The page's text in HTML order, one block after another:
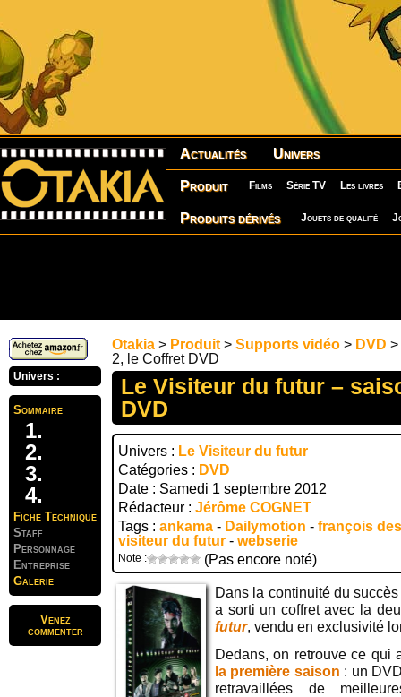
Actualités Univers
Produit Films Série TV Les livres
Produits dérivés Jouets de qualité
Univers :
Sommaire
Fiche Technique
Staff
Personnage
Entreprise
Galerie
Venez
commenter
Otakia > Produit > Supports vidéo > DVD >
2, le Coffret DVD
Le Visiteur du futur –
DVD
Univers : Le Visiteur du futur
Catégories : DVD
Date : Samedi 1 septembre 2012
Rédacteur : Jérôme COGNET
Tags : ankama - Dailymotion - françois
visiteur du futur - webserie
Note : (Pas encore noté)
Dans la continuité du
a sorti un coffret avec la
futur, vendu en exclusivité
Dedans, on retrouve ce qui
la première saison : un
retravaillées de